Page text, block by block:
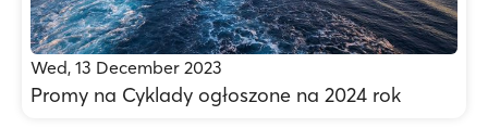
Wed, 13 December 2023
Promy na Cyklady ogłoszone na 2024 rok